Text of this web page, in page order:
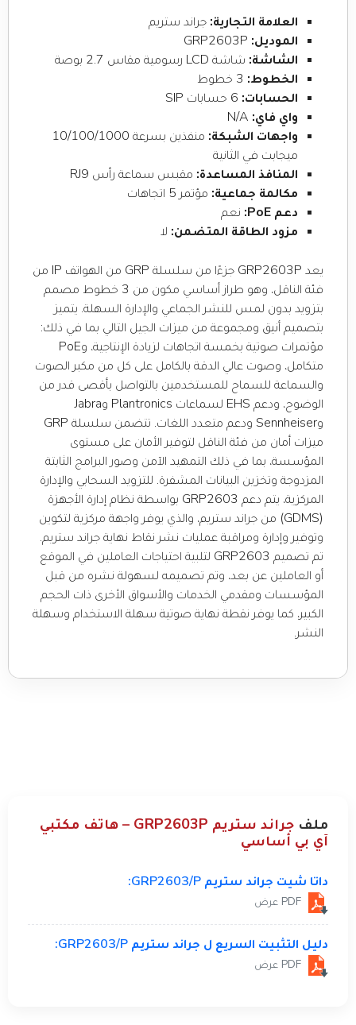
العلامة التجارية: جراند ستريم
الموديل:
الشاشة: شاشة LCD رسومية مقاس 2.7 بوصة
الخطوط:
الحسابات:
واي فاي:
واجهات الشبكة:
منفذين بسرعة 10/100/1000
ميجابت في الثانية
المنافذ المساعدة: مقبس سماعة رأس RJ9
مكالمة جماعية: مؤتمر 5 اتجاهات
دعم PoE:
نعم
مزود الطاقة المتضمن: لا
يعد GRP2603P جزءًا من سلسلة GRP من الهواتف IP من
فئة الناقل، وهو طراز أساسي مكون من 3 خطوط مصمم
بتزويد بدون لمس للنشر الجماعي والإدارة السهلة. يتميز
بتصميم أنيق ومجموعة من ميزات الجيل التالي بما في ذلك:
مؤتمرات صوتية بخمسة اتجاهات لزيادة الإنتاجية، وPoE
متكامل، وصوت عالي الدقة بالكامل على كل من مكبر الصوت
والسماعة للسماح للمستخدمين بالتواصل بأقصى قدر من
الوضوح، ودعم EHS لسماعات Plantronics وJabra
وSennheiser ودعم متعدد اللغات. تتضمن سلسلة GRP
ميزات أمان من فئة الناقل لتوفير الأمان على مستوى
المؤسسة، بما في ذلك التمهيد الآمن وصور البرامج الثابتة
المزدوجة وتخزين البيانات المشفرة. للتزويد السحابي والإدارة
المركزية، يتم دعم GRP2603 بواسطة نظام إدارة الأجهزة
(GDMS) من جراند ستريم، والذي يوفر واجهة مركزية لتكوين
وتوفير وإدارة ومراقبة عمليات نشر نقاط نهاية جراند ستريم.
تم تصميم GRP2603 لتلبية احتياجات العاملين في الموقع
أو العاملين عن بعد، وتم تصميمه لسهولة نشره من قبل
المؤسسات ومقدمي الخدمات والأسواق الأخرى ذات الحجم
الكبير، كما يوفر نقطة نهاية صوتية سهلة الاستخدام وسهلة
النشر.
ملف
جراند ستريم GRP2603P – هاتف مكتبي
آي بي أساسي
داتا شيت جراند ستريم GRP2603/P:
دليل التثبيت السريع ل جراند ستريم GRP2603/P: